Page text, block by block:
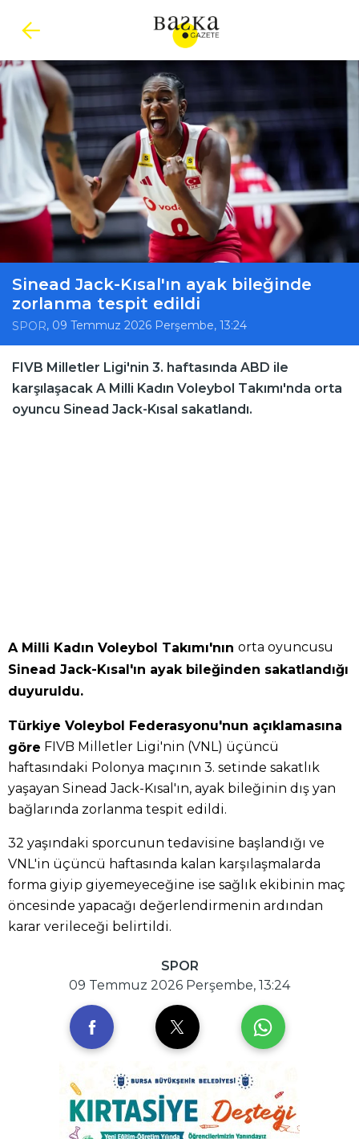
Sinead Jack-Kısal'ın ayak bileğinde
zorlanma tespit edildi
SPOR, 09 Temmuz 2026 Perşembe, 13:24
FIVB Milletler Ligi'nin 3. haftasında ABD ile
karşılaşacak A Milli Kadın Voleybol Takımı'nda orta
oyuncu Sinead Jack-Kısal sakatlandı.
A Milli Kadın Voleybol Takımı'nın orta oyuncusu
Sinead Jack-Kısal'ın ayak bileğinden sakatlandığı
duyuruldu.
Türkiye Voleybol Federasyonu'nun açıklamasına
göre FIVB Milletler Ligi'nin (VNL) üçüncü
haftasındaki Polonya maçının 3. setinde sakatlık
yaşayan Sinead Jack-Kısal'ın, ayak bileğinin dış yan
bağlarında zorlanma tespit edildi.
32 yaşındaki sporcunun tedavisine başlandığı ve
VNL'in üçüncü haftasında kalan karşılaşmalarda
forma giyip giyemeyeceğine ise sağlık ekibinin maç
öncesinde yapacağı değerlendirmenin ardından
karar verileceği belirtildi.
SPOR
09 Temmuz 2026 Perşembe, 13:24